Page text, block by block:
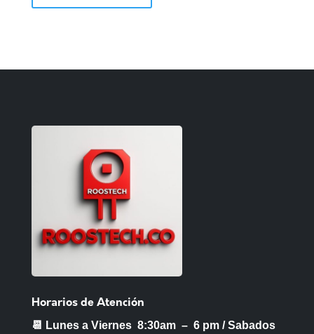
Horarios de Atención
📆 Lunes a Viernes 8:30am – 6 pm /Sabados